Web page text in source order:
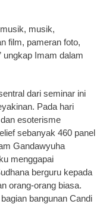
musik,
film, pameran foto,
ungkap Imam dalam
dari seminar ini
Pada hari
esoterisme
sebanyak 460 panel
Gandawyuha
menggapai
berguru kepada
orang-orang biasa.
bangunan Candi